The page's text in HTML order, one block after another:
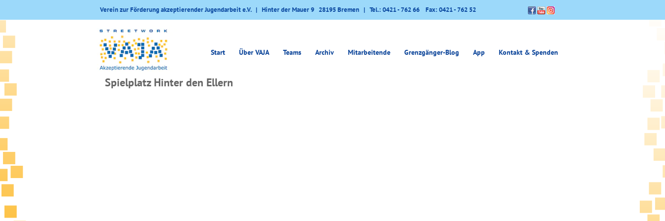
Verein zur Förderung akzeptierender Jugendarbeit e.V. | Hinter der Mauer 9 28195 Bremen | Tel.: 0421 - 762 66 Fax: 0421 - 762 52
Start Über VAJA Teams Archiv Mitarbeitende Grenzgänger-Blog App Kontakt & Spenden
Spielplatz Hinter den Ellern